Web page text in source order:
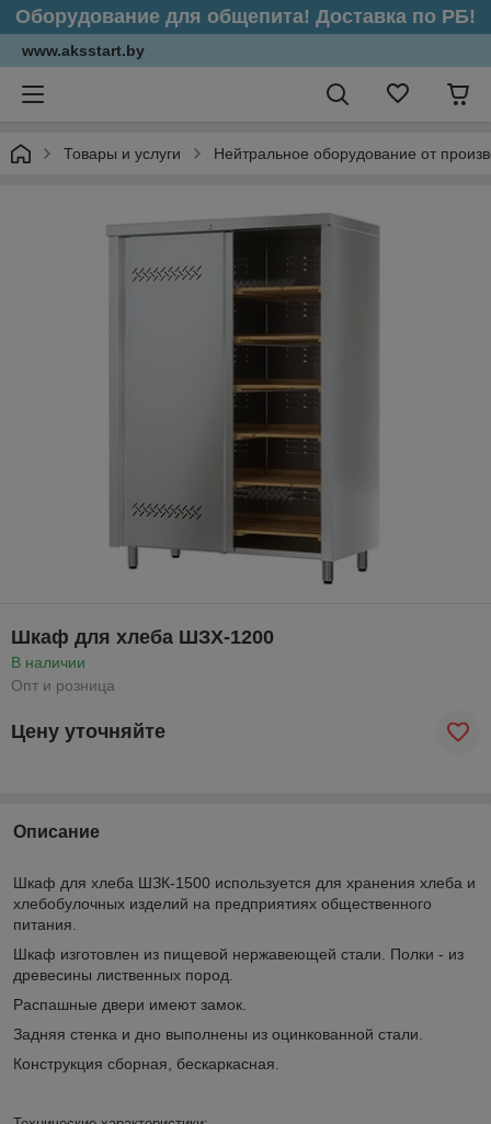
Оборудование для общепита! Доставка по РБ!
www.aksstart.by
Товары и услуги Нейтральное оборудование от
Шкаф для хлеба ШЗХ-1200
В наличии
Опт и розница
Цену уточняйте
Описание
Шкаф для хлеба ШЗК-1500 используется для хранения хлеба и
хлебобулочных изделий на предприятиях общественного
питания.
Шкаф изготовлен из пищевой нержавеющей стали. Полки - из
древесины лиственных пород.
Распашные двери имеют замок.
Задняя стенка и дно выполнены из оцинкованной стали.
Конструкция сборная, бескаркасная.